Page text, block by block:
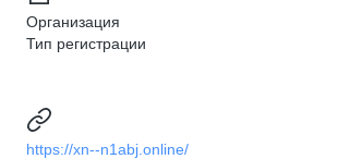
Организация
Тип регистрации
https://xn--n1abj.online/